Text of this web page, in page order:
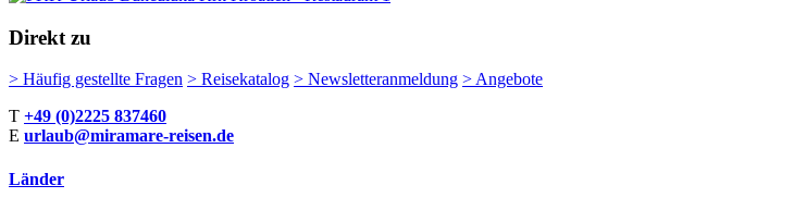
Direkt zu
> Häufig gestellte Fragen > Reisekatalog > Newsletteranmeldung > Angebote
T +49 (0)2225 837460
E urlaub@miramare-reisen.de
Länder